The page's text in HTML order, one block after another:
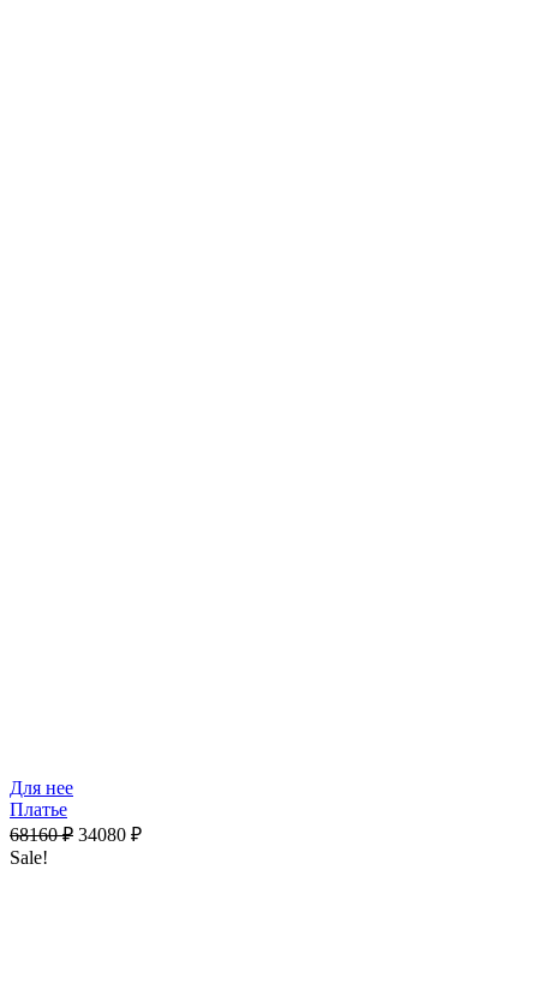
Для нее
Платье
68160₽ 34080 ₽
Sale!